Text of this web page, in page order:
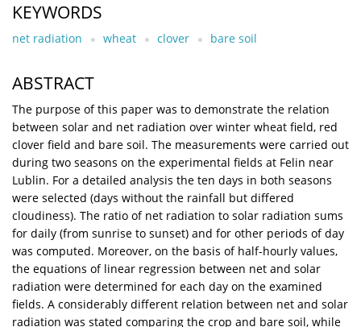
KEYWORDS
net radiation wheat clover bare soil
ABSTRACT
The purpose of this paper was to demonstrate the relation
between solar and net radiation over winter wheat field, red
clover field and bare soil. The measurements were carried out
during two seasons on the experimental fields at Felin near
Lublin. For a detailed analysis the ten days in both seasons
were selected (days without the rainfall but differed
cloudiness). The ratio of net radiation to solar radiation sums
for daily (from sunrise to sunset) and for other periods of day
was computed. Moreover, on the basis of half-hourly values,
the equations of linear regression between net and solar
radiation were determined for each day on the examined
fields. A considerably different relation between net and solar
radiation was stated comparing the crop and bare soil, while